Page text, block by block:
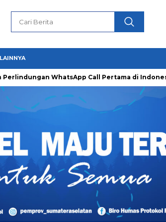
LAINNYA
WhatsApp Call Pertama di Indonesia